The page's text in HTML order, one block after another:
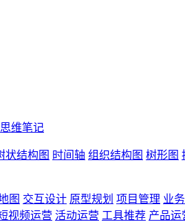
思维笔记
状结构图 时间轴 组织结构图 树形图
图 交互设计 原型规划 项目管理 业
视频运营 活动运营 工具推荐 产品运